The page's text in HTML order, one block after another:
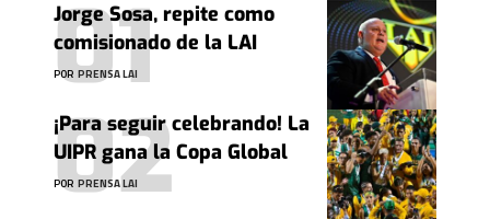
Jorge Sosa, repite como
comisionado de la LAI
POR PRENSA LAI
¡Para seguir celebrando! La
UIPR gana la Copa Global
POR PRENSA LAI